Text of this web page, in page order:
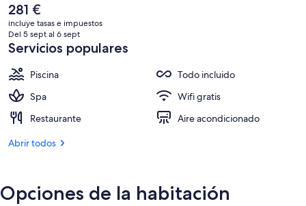
El
precio
actual
es
de
281 €
281 €
incluye tasas e impuestos
Del 5 sept al 6 sept
Servicios populares
Piscina
Todo incluido
Spa
Wifi gratis
Restaurante
Aire acondicionado
Abrir todos
Opciones de la habitación